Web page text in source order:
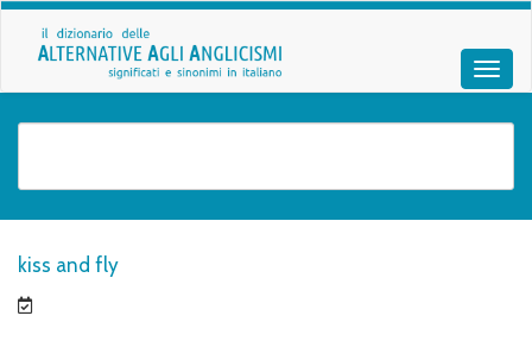
kiss and fly